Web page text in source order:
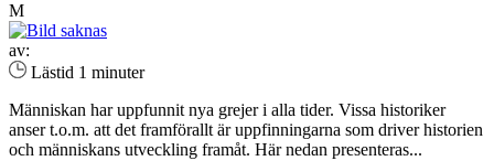
M
av:
Lästid 1 minuter
Människan har uppfunnit nya grejer i alla tider. Vissa historiker
anser t.o.m. att det framförallt är uppfinningarna som driver historien
och människans utveckling framåt. Här nedan presenteras...